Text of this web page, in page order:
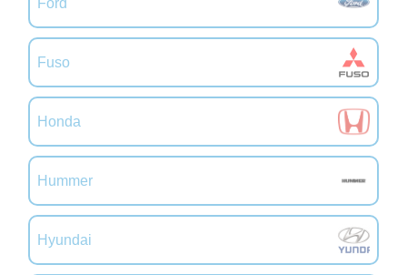
Fuso
Honda
Hummer
Hyundai